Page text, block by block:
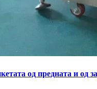
од предната и од